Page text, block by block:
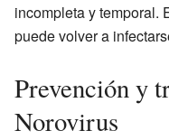
incompleta y temporal.
puede volver a
Prevención y
Norovirus